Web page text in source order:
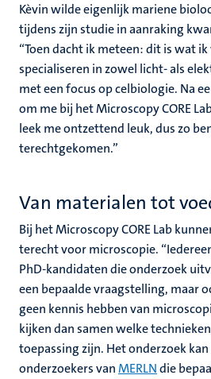
Kèvin wilde eigenlijk mariene
tijdens zijn studie in aanraking
“Toen dacht ik meteen: dit is wat
specialiseren in zowel licht- als
met een focus op celbiologie. Na
om me bij het Microscopy CORE
leek me ontzettend leuk, dus zo
terechtgekomen.”
Van materialen tot
Bij het Microscopy CORE Lab
terecht voor microscopie.
PhD-kandidaten die onderzoek
een bepaalde vraagstelling, maar
geen kennis hebben van
kijken dan samen welke
toepassing zijn. Het onderzoek
onderzoekers vanMERLNdie